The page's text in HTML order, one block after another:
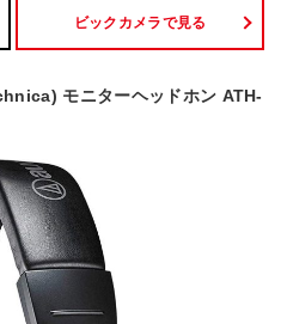
ビックカメラで見る
モニターヘッドホン ATH-